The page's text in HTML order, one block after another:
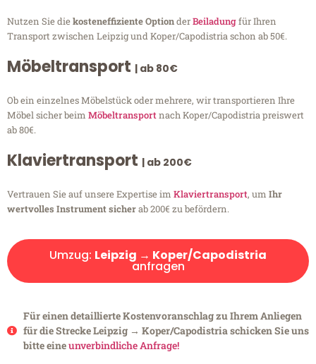
Nutzen Sie diekosteneffiziente OptionderBeiladungfür Ihren
Transport zwischen Leipzig und Koper/Capodistria schon ab 50€.
Möbeltransport | ab 80€
Ob ein einzelnes Möbelstück oder mehrere, wir transportieren Ihre
Möbel sicher beim Möbeltransportnach Koper/Capodistria preiswert
ab 80€.
Klaviertransport | ab 200€
Vertrauen Sie auf unsere Expertise im Klaviertransport, um Ihr
wertvolles Instrument sicherab 200€ zu befördern.
Umzug: Leipzig → Koper/Capodistria
anfragen
Für einen detaillierte Kostenvoranschlag zu Ihrem Anliegen
für die Strecke Leipzig → Koper/Capodistria schicken Sie uns
bitte eineunverbindliche Anfrage!